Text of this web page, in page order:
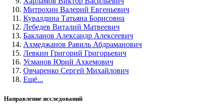
Митрохин Валерий Евгеньевич
Кувалдина Татьяна Борисовна
Лебедев Виталий Матвеевич
Бакланов Александр Алексеевич
Ахмеджанов Равиль Абдраманович
Левкин Григорий Григорьевич
Усманов Юрий Ахкемович
Овчаренко Сергей Михайлович
Ещё...
Направление исследований